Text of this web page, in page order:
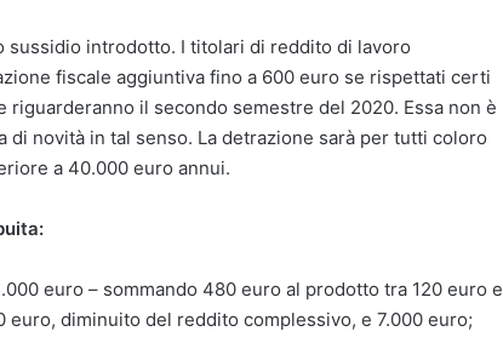
sussidio introdotto. I titolari di reddito di lavoro
fiscale aggiuntiva fino a 600 euro se rispettati certi
il secondo semestre del 2020. Essa non è
di novità in tal senso. La detrazione sarà per tutti coloro
a 40.000 euro annui.
euro – sommando 480 euro al prodotto tra 120 euro e
diminuito del reddito complessivo, e 7.000 euro;